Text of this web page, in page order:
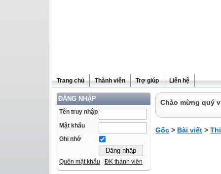
Trang chủ Thành viên Trợ giúp Liên hệ
ĐĂNG NHẬP
Tên truy nhập
Mật khẩu
Ghi nhớ
Quên mật khẩu ĐK thành viên
Chào mừng quý
Gốc > Bài viết >